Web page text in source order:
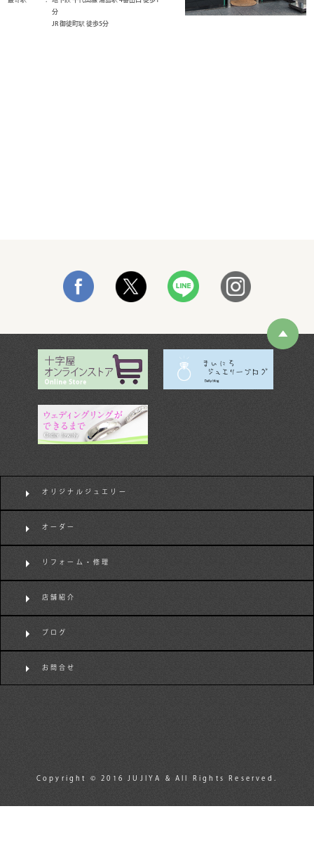
分
JR 御徒町駅 徒歩5分
オリジナルジュエリー
オーダー
リフォーム・修理
店舗紹介
ブログ
お問合せ
Copyright © 2016 JUJIYA & All Rights Reserved.